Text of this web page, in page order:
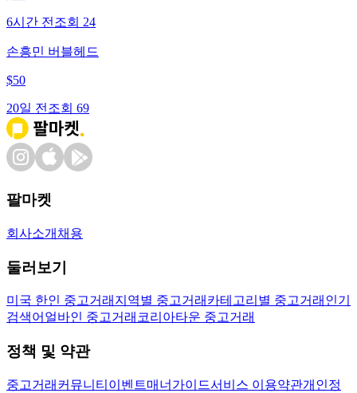
6시간 전 조회 24
손흥민 버블헤드
$50
20일 전 조회 69
팔마켓
회사소개 채용
둘러보기
미국 한인 중고거래 지역별 중고거래 카테고리별 중고거래 인기
검색어 얼바인 중고거래 코리아타운 중고거래
정책 및 약관
중고거래 커뮤니티 이벤트매너가이드서비스 이용약관개인정